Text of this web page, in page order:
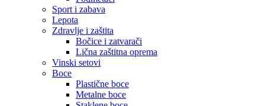
Sport i zabava
Lepota
Zdravlje i zaštita
Bočice i zatvarači
Lična zaštitna oprema
Vinski setovi
Boce
Plastične boce
Metalne boce